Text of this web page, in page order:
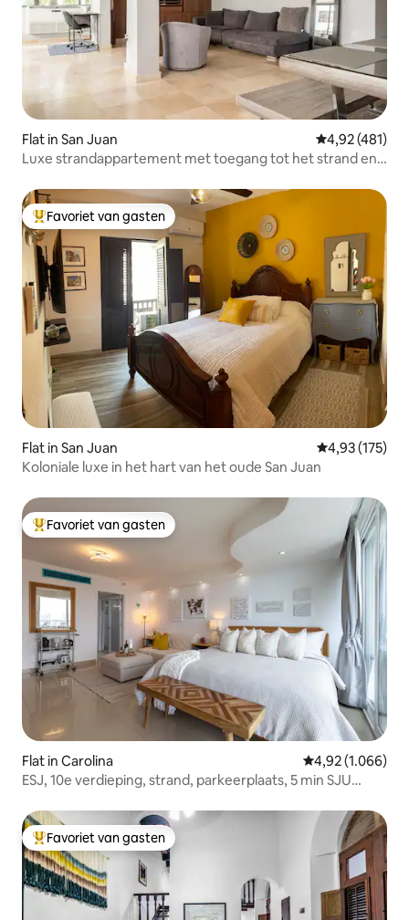
Flat in San Juan Gemiddelde
4,92 (481)
Luxe strandappartement met toegang tot het strand en
Topfavoriet van gasten
Favoriet van gasten
Flat in San Juan Gemiddelde
4,93 (175)
Koloniale luxe in het hart van het oude San Juan
Topfavoriet van gasten
Favoriet van gasten
Flat in Carolina Gemiddelde
4,92 (1.066)
ESJ, 10e verdieping, strand, parkeerplaats, 5 min SJU
Topfavoriet van gasten
Favoriet van gasten